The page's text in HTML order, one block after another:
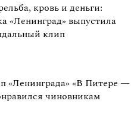
кровь и деньги:
«Ленинград» выпустила
клип
«Ленинграда» «В Питере —
чиновникам